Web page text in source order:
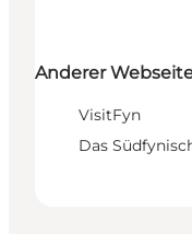
Anderer
VisitFyn
Das